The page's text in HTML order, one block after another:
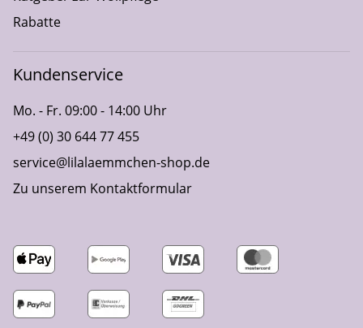
Rabatte
Kundenservice
Mo. - Fr. 09:00 - 14:00 Uhr
+49 (0) 30 644 77 455
service@lilalaemmchen-shop.de
Zu unserem Kontaktformular